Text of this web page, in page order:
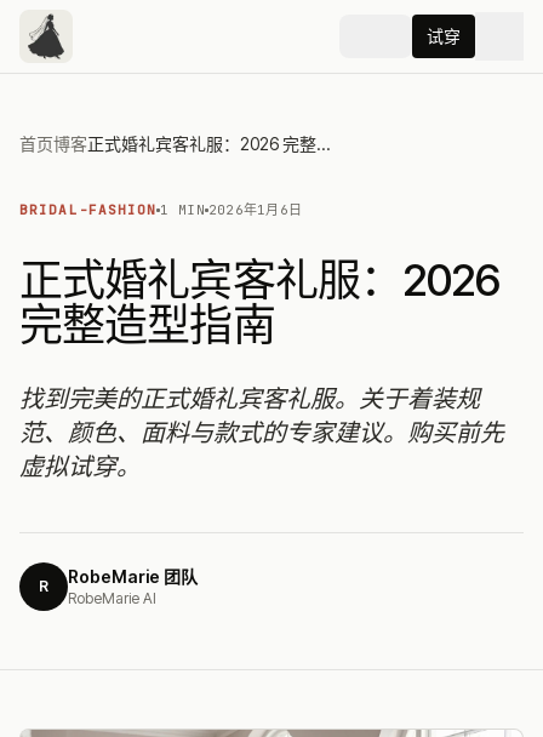
试穿
首页博客 正式婚礼宾客礼服：2026 完整造型指南
BRIDAL-FASHION 1 MIN 2026年1月6日
正式婚礼宾客礼服：2026
完整造型指南
找到完美的正式婚礼宾客礼服。关于着装规
范、颜色、面料与款式的专家建议。购买前先
虚拟试穿。
R RobeMarie 团队
RobeMarie AI